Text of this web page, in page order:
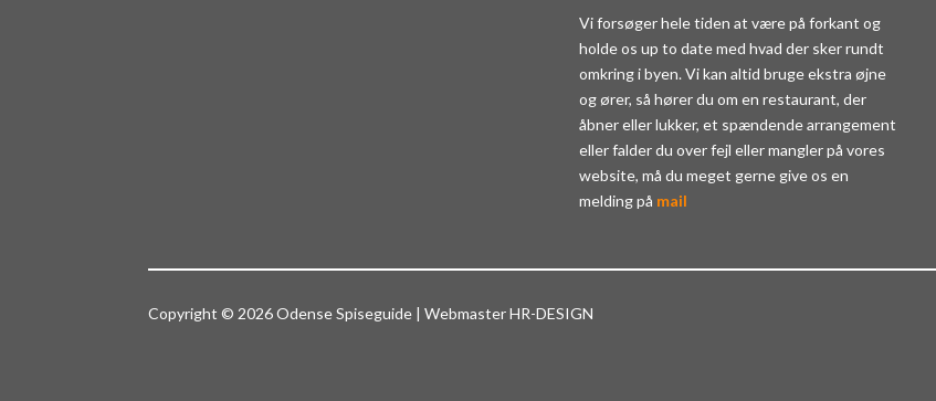
Vi forsøger hele tiden at være på forkant og
holde os up to date med hvad der sker rundt
omkring i byen. Vi kan altid bruge ekstra øjne
og ører, så hører du om en restaurant, der
åbner eller lukker, et spændende arrangement
eller falder du over fejl eller mangler på vores
website, må du meget gerne give os en
melding på mail
Copyright © 2026 Odense Spiseguide | Webmaster HR-DESIGN